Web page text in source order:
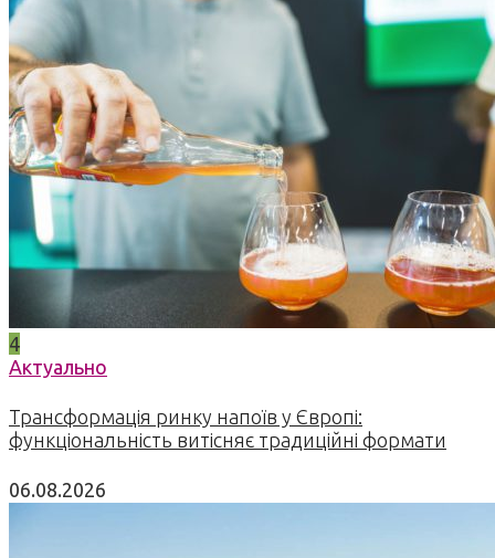
4
Актуально
Трансформація ринку напоїв у Європі:
функціональність витісняє традиційні формати
06.08.2026